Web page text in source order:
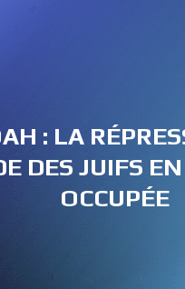
: LA
DES JUIFS
OCCUPÉE